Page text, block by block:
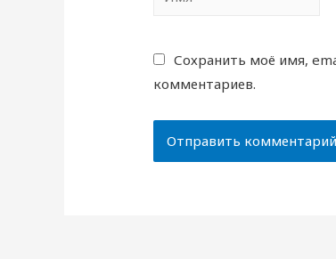
Сохранить моё имя,
комментариев.